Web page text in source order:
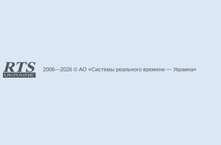
2006—2026 © АО «Системы реального времени — Украина»